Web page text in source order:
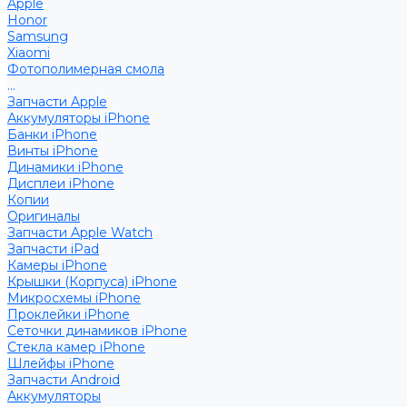
Apple
Honor
Samsung
Xiaomi
Фотополимерная смола
...
Запчасти Apple
Аккумуляторы iPhone
Банки iPhone
Винты iPhone
Динамики iPhone
Дисплеи iPhone
Копии
Оригиналы
Запчасти Apple Watch
Запчасти iPad
Камеры iPhone
Крышки (Корпуса) iPhone
Микросхемы iPhone
Проклейки iPhone
Сеточки динамиков iPhone
Стекла камер iPhone
Шлейфы iPhone
Запчасти Android
Аккумуляторы